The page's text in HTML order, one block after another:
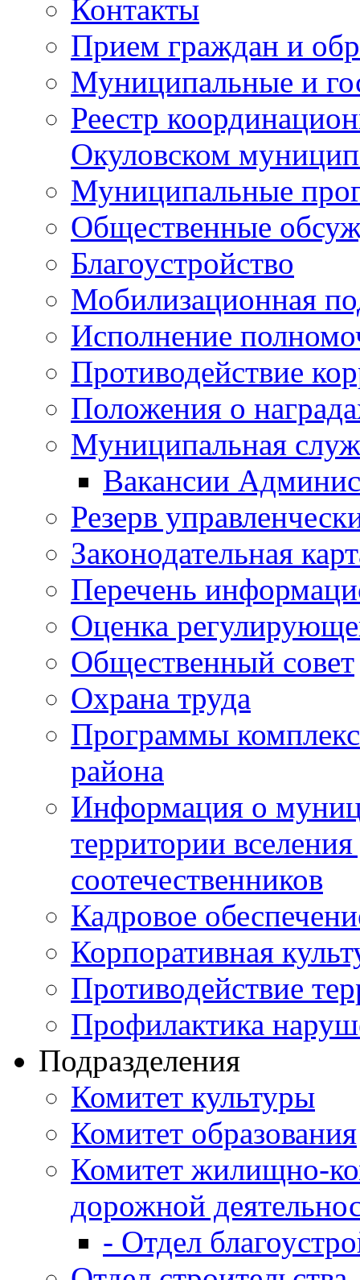
Контакты
Прием граждан и
Муниципальные и
Реестр
Окуловском
Муниципальные
Общественные
Благоустройство
Мобилизационная
Исполнение
Противодействие
Положения о
Муниципальная
Вакансии
Резерв
Законодательная
Перечень
Оценка
Общественный совет
Охрана труда
Программы
района
Информация о
территории
соотечественников
Кадровое
Корпоративная
Противодействие
Профилактика
Подразделения
Комитет культуры
Комитет образования
Комитет жилищно-
дорожной
- Отдел